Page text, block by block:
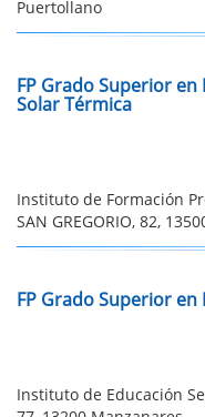
Puertollano
FP Grado Superior en
Solar Térmica
Instituto de Formación
SAN GREGORIO, 82,
FP Grado Superior en
Instituto de Educación